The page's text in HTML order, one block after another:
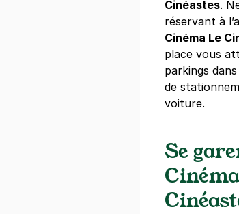
Cinéastes.
réservant à
Cinéma Le
place vous
parkings
de
voiture.
Se